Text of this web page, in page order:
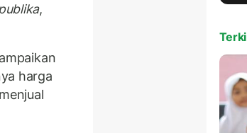
,
harga